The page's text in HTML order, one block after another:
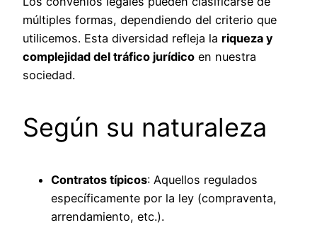
múltiples formas, dependiendo del criterio que
utilicemos. Esta diversidad refleja la riqueza y
complejidad del tráfico jurídico en nuestra
sociedad.
Según su naturaleza
Contratos típicos: Aquellos regulados
específicamente por la ley (compraventa,
arrendamiento, etc.).